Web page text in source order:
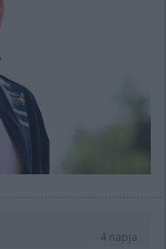
4 napja